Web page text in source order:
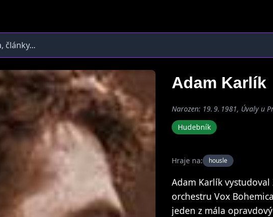
Adam Karlík
Narozen: 19. 9. 1981, Úvaly u
Hudebník
Hraje na: housle
Adam Karlík vystudoval
orchestru Vox
jeden z mála